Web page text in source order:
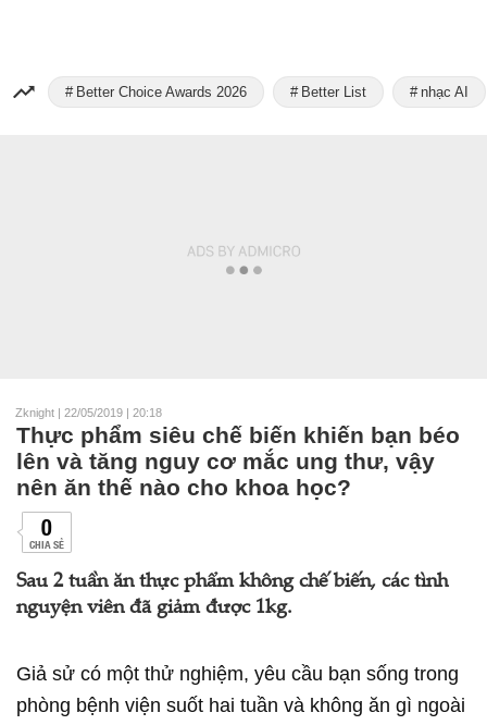
Better Choice Awards 2026 Better List nhạc AI
Zknight | 22/05/2019 | 20:18
Thực phẩm siêu chế biến khiến bạn béo
lên và tăng nguy cơ mắc ung thư, vậy
nên ăn thế nào cho khoa học?
0
CHIA SẺ
Sau 2 tuần ăn thực phẩm không chế biến, các tình
nguyện viên đã giảm được 1kg.
Giả sử có một thử nghiệm, yêu cầu bạn sống trong
phòng bệnh viện suốt hai tuần và không ăn gì ngoài